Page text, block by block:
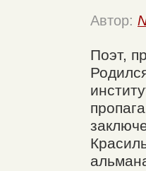
Автор:
Поэт,